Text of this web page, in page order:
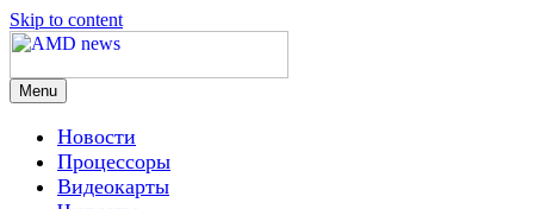
Skip to content
AMD news
Menu
Новости
Процессоры
Видеокарты